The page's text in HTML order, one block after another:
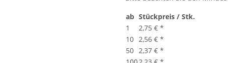
ab Stückpreis / Stk.
1
2,75 € *
10 2,56 € *
50 2,37 € *